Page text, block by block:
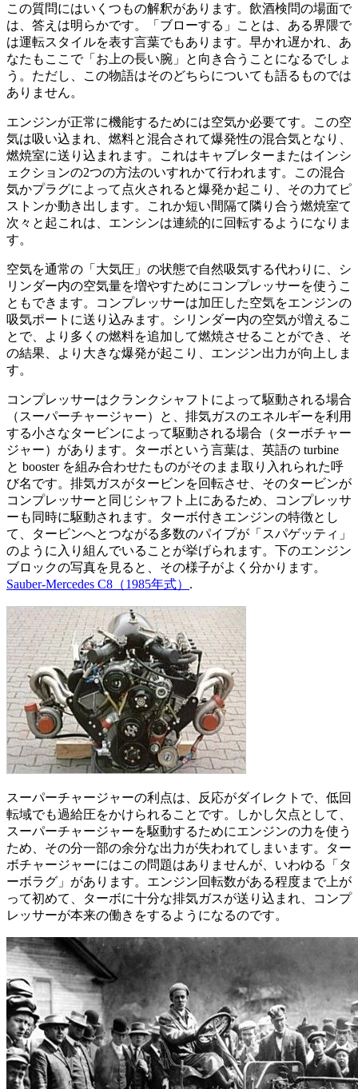
この質問にはいくつもの解釈があります。飲酒検問の場面で
は、答えは明らかです。「ブローする」ことは、ある界隈で
は運転スタイルを表す言葉でもあります。早かれ遅かれ、あ
なたもここで「お上の長い腕」と向き合うことになるでしょ
う。ただし、この物語はそのどちらについても語るものでは
ありません。
エンジンが正常に機能するためには空気か必要てす。この空
気は吸い込まれ、燃料と混合されて爆発性の混合気となり、
燃焼室に送り込まれます。これはキャブレターまたはインシ
ェクションの2つの方法のいすれかて行われます。この混合
気かプラグによって点火されると爆発か起こり、その力てピ
ストンか動き出します。これか短い間隔て隣り合う燃焼室て
次々と起これは、エンシンは連続的に回転するようになりま
す。
空気を通常の「大気圧」の状態で自然吸気する代わりに、シ
リンダー内の空気量を増やすためにコンプレッサーを使うこ
ともできます。コンプレッサーは加圧した空気をエンジンの
吸気ポートに送り込みます。シリンダー内の空気が増えるこ
とで、より多くの燃料を追加して燃焼させることができ、そ
の結果、より大きな爆発が起こり、エンジン出力が向上しま
す。
コンプレッサーはクランクシャフトによって駆動される場合
（スーパーチャージャー）と、排気ガスのエネルギーを利用
する小さなタービンによって駆動される場合（ターボチャー
ジャー）があります。ターボという言葉は、英語の turbine
と booster を組み合わせたものがそのまま取り入れられた呼
び名です。排気ガスがタービンを回転させ、そのタービンが
コンプレッサーと同じシャフト上にあるため、コンプレッサ
ーも同時に駆動されます。ターボ付きエンジンの特徴とし
て、タービンへとつながる多数のパイプが「スパゲッティ」
のように入り組んでいることが挙げられます。下のエンジン
ブロックの写真を見ると、その様子がよく分かります。
Sauber-Mercedes C8（1985年式） .
スーパーチャージャーの利点は、反応がダイレクトで、低回
転域でも過給圧をかけられることです。しかし欠点として、
スーパーチャージャーを駆動するためにエンジンの力を使う
ため、その分一部の余分な出力が失われてしまいます。ター
ボチャージャーにはこの問題はありませんが、いわゆる「タ
ーボラグ」があります。エンジン回転数がある程度まで上が
って初めて、ターボに十分な排気ガスが送り込まれ、コンプ
レッサーが本来の働きをするようになるのです。